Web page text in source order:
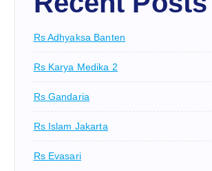
Rs Adhyaksa Banten
Rs Karya Medika 2
Rs Gandaria
Rs Islam Jakarta
Rs Evasari